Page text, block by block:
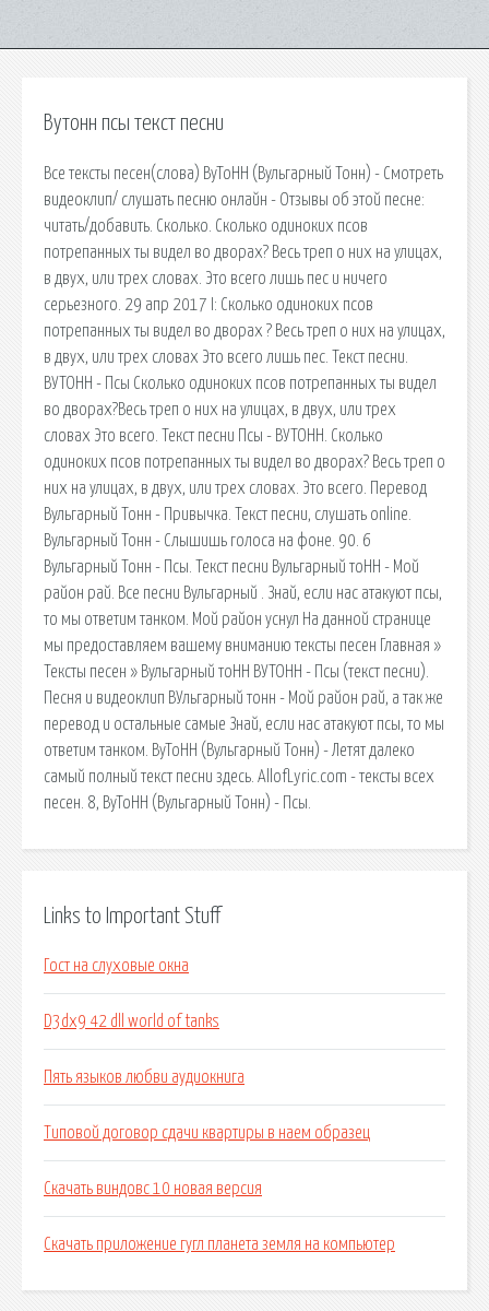
Вутонн псы текст песни
Все тексты песен(слова) ВуТоНН (Вульгарный Тонн) - Смотреть
видеоклип/ слушать песню онлайн - Отзывы об этой песне:
читать/добавить. Сколько. Сколько одиноких псов
потрепанных ты видел во дворах? Весь треп о них на улицах,
в двух, или трех словах. Это всего лишь пес и ничего
серьезного. 29 апр 2017 I: Сколько одиноких псов
потрепанных ты видел во дворах ? Весь треп о них на улицах,
в двух, или трех словах Это всего лишь пес. Текст песни.
ВУТОНН - Псы Сколько одиноких псов потрепанных ты видел
во дворах?Весь треп о них на улицах, в двух, или трех
словах Это всего. Текст песни Псы - ВУТОНН. Сколько
одиноких псов потрепанных ты видел во дворах? Весь треп о
них на улицах, в двух, или трех словах. Это всего. Перевод
Вульгарный Тонн - Привычка. Текст песни, слушать online.
Вульгарный Тонн - Слышишь голоса на фоне. 90. 6
Вульгарный Тонн - Псы. Текст песни Вульгарный тоНН - Мой
район рай. Все песни Вульгарный . Знай, если нас атакуют псы,
то мы ответим танком. Мой район уснул На данной странице
мы предоставляем вашему вниманию тексты песен Главная »
Тексты песен » Вульгарный тоНН ВУТОНН - Псы (текст песни).
Песня и видеоклип ВУльгарный тонн - Мой район рай, а так же
перевод и остальные самые Знай, если нас атакуют псы, то мы
ответим танком. ВуТоНН (Вульгарный Тонн) - Летят далеко
самый полный текст песни здесь. AllofLyric.com - тексты всех
песен. 8, ВуТоНН (Вульгарный Тонн) - Псы.
Links to Important Stuff
Гост на слуховые окна
D3dx9 42 dll world of tanks
Пять языков любви аудиокнига
Типовой договор сдачи квартиры в наем образец
Скачать виндовс 10 новая версия
Скачать приложение гугл планета земля на компьютер